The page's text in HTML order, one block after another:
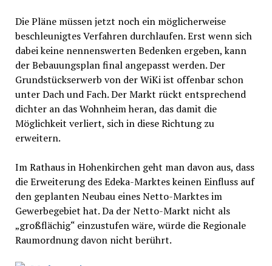
Die Pläne müssen jetzt noch ein möglicherweise
beschleunigtes Verfahren durchlaufen. Erst wenn sich
dabei keine nennenswerten Bedenken ergeben, kann
der Bebauungsplan final angepasst werden. Der
Grundstückserwerb von der WiKi ist offenbar schon
unter Dach und Fach. Der Markt rückt entsprechend
dichter an das Wohnheim heran, das damit die
Möglichkeit verliert, sich in diese Richtung zu
erweitern.
Im Rathaus in Hohenkirchen geht man davon aus, dass
die Erweiterung des Edeka-Marktes keinen Einfluss auf
den geplanten Neubau eines Netto-Marktes im
Gewerbegebiet hat. Da der Netto-Markt nicht als
„großflächig“ einzustufen wäre, würde die Regionale
Raumordnung davon nicht berührt.